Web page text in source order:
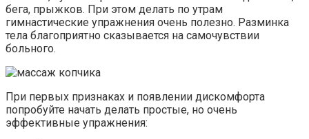
бега, прыжков. При этом делать по утрам
гимнастические упражнения очень полезно. Разминка
тела благоприятно сказывается на самочувствии
больного.
При первых признаках и появлении дискомфорта
попробуйте начать делать простые, но очень
эффективные упражнения: